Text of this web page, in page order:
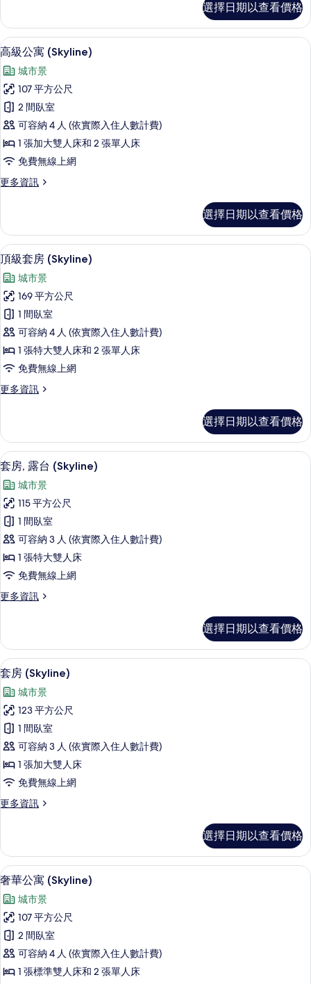
相
片
公
寓
(Skyline)
詳
情
選擇日期以查看價格
顯
示
高
級
公
寓
(Skyline)
的
所
相
片
高級公寓 (Skyline) | 高級寢具、羽絨
38
高級公寓 (Skyline)
城市景
107 平方公尺
2 間臥室
可容納 4 人 (依實際入住人數計費)
1 張加大雙人床和 2 張單人床
免費無線上網
更多資訊
更
公
寓
(Skyline)
的
詳
情
選擇日期以查看價格
顯
示
頂
級
套
房
(Skyline)
的
所
相
片
頂級套房 (Skyline) | 高級寢具、羽絨
50
頂級套房 (Skyline)
城市景
169 平方公尺
1 間臥室
可容納 4 人 (依實際入住人數計費)
1 張特大雙人床和 2 張單人床
免費無線上網
更多資訊
更
套
房
(Skyline)
詳
情
選擇日期以查看價格
顯
示
套
房,
露
台
(Skyline)
的
所
相
片
套房, 露台 (Skyline) | 起居區 | 32-吋
50
套房, 露台 (Skyline)
城市景
115 平方公尺
1 間臥室
可容納 3 人 (依實際入住人數計費)
1 張特大雙人床
免費無線上網
更多資訊
更
露
台
(Skyline)
詳
情
選擇日期以查看價格
顯
示
套
房
(Skyline)
的
所
有
相
套房 (Skyline) | 起居區 | 32-吋平面電
31
套房 (Skyline)
城市景
123 平方公尺
1 間臥室
可容納 3 人 (依實際入住人數計費)
1 張加大雙人床
免費無線上網
更多資訊
更
(Skyline)
的
詳
選擇日期以查看價格
顯
示
奢
華
公
寓
奢華公寓 (Skyline) | 起居區 | 32-吋平
27
奢華公寓 (Skyline)
城市景
107 平方公尺
2 間臥室
可容納 4 人 (依實際入住人數計費)
1 張標準雙人床和 2 張單人床